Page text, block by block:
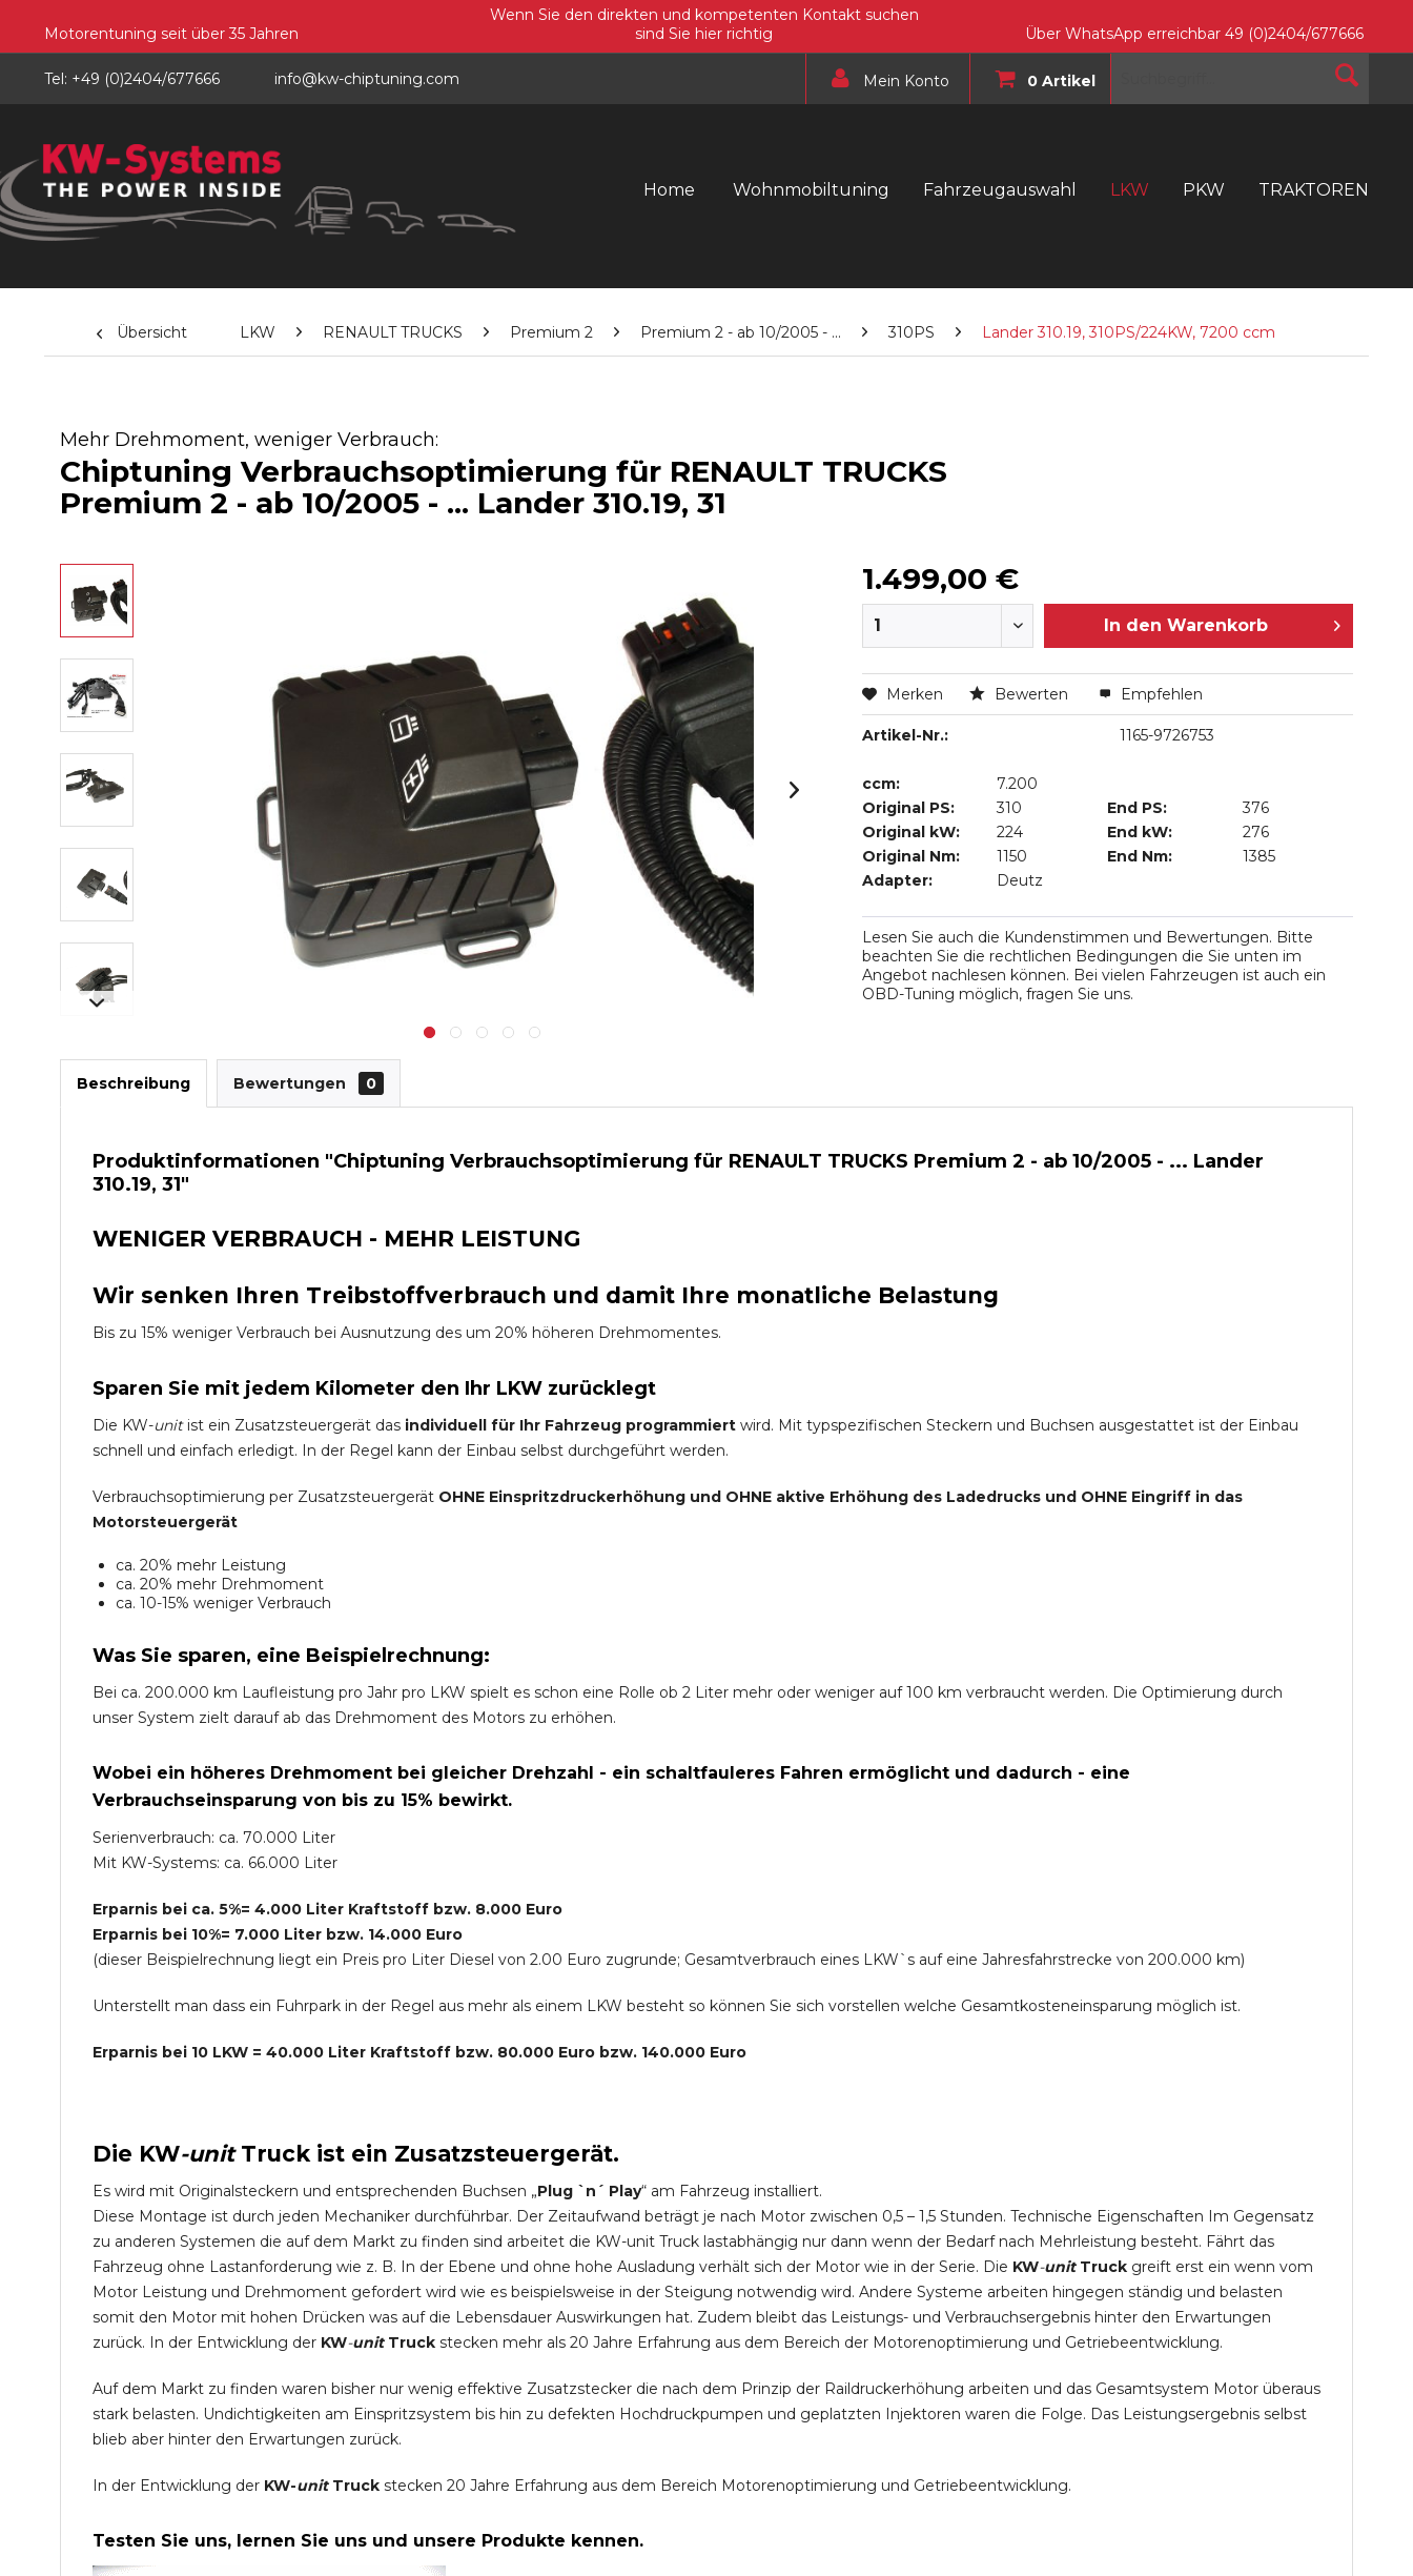
Motorentuning seit über 35 Jahren
Wenn Sie den direkten und kompetenten Kontakt suchen
sind Sie hier richtig
Über WhatsApp erreichbar 49 (0)2404/677666
Tel: +49 (0)2404/677666 info@kw-chiptuning.com Mein Konto 0 Artikel
Home Wohnmobiltuning Fahrzeugauswahl LKW PKW TRAKTOREN
Übersicht LKW RENAULT TRUCKS Premium 2 Premium 2 - ab 10/2005 - ... 310PS Lander 310.19, 310PS/224KW, 7200 ccm
Mehr Drehmoment, weniger Verbrauch:
Chiptuning Verbrauchsoptimierung für RENAULT TRUCKS
Premium 2 - ab 10/2005 - ... Lander 310.19, 31
1.499,00 €
In den Warenkorb
Merken Bewerten Empfehlen
Artikel-Nr.: 1165-9726753
ccm:
7.200
Original PS:
310 End PS:
376
Original kW:
224 End kW:
276
Original Nm:
1150 End Nm:
1385
Adapter:
Deutz
Lesen Sie auch die Kundenstimmen und Bewertungen. Bitte
beachten Sie die rechtlichen Bedingungen die Sie unten im
Angebot nachlesen können. Bei vielen Fahrzeugen ist auch ein
OBD-Tuning möglich, fragen Sie uns.
Beschreibung Bewertungen 0
Produktinformationen "Chiptuning Verbrauchsoptimierung für RENAULT TRUCKS Premium 2 - ab 10/2005 - ... Lander
310.19, 31"
WENIGER VERBRAUCH - MEHR LEISTUNG
Wir senken Ihren Treibstoffverbrauch und damit Ihre monatliche Belastung
Bis zu 15% weniger Verbrauch bei Ausnutzung des um 20% höheren Drehmomentes.
Sparen Sie mit jedem Kilometer den Ihr LKW zurücklegt
Die KW-unitist ein Zusatzsteuergerät das individuell für Ihr Fahrzeug programmiert wird. Mit typspezifischen Steckern und Buchsen ausgestattet ist der Einbau
schnell und einfach erledigt. In der Regel kann der Einbau selbst durchgeführt werden.
Verbrauchsoptimierung per Zusatzsteuergerät OHNE Einspritzdruckerhöhung und OHNE aktive Erhöhung des Ladedrucks und OHNE Eingriff in das
Motorsteuergerät
ca. 20% mehr Leistung
ca. 20% mehr Drehmoment
ca. 10-15% weniger Verbrauch
Was Sie sparen, eine Beispielrechnung:
Bei ca. 200.000 km Laufleistung pro Jahr pro LKW spielt es schon eine Rolle ob 2 Liter mehr oder weniger auf 100 km verbraucht werden. Die Optimierung durch
unser System zielt darauf ab das Drehmoment des Motors zu erhöhen.
Wobei ein höheres Drehmoment bei gleicher Drehzahl - ein schaltfauleres Fahren ermöglicht und dadurch - eine
Verbrauchseinsparung von bis zu 15% bewirkt.
Serienverbrauch: ca. 70.000 Liter
Mit KW-Systems: ca. 66.000 Liter
Erparnis bei ca. 5%= 4.000 Liter Kraftstoff bzw. 8.000 Euro
Erparnis bei 10%= 7.000 Liter bzw. 14.000 Euro
(dieser Beispielrechnung liegt ein Preis pro Liter Diesel von 2.00 Euro zugrunde; Gesamtverbrauch eines LKW`s auf eine Jahresfahrstrecke von 200.000 km)
Unterstellt man dass ein Fuhrpark in der Regel aus mehr als einem LKW besteht so können Sie sich vorstellen welche Gesamtkosteneinsparung möglich ist.
Erparnis bei 10 LKW = 40.000 Liter Kraftstoff bzw. 80.000 Euro bzw. 140.000 Euro
Die KW-unit Truckist ein Zusatzsteuergerät.
Es wird mit Originalsteckern und entsprechenden Buchsen „Plug `n´ Play“ am Fahrzeug installiert.
Diese Montage ist durch jeden Mechaniker durchführbar. Der Zeitaufwand beträgt je nach Motor zwischen 0,5 – 1,5 Stunden. Technische Eigenschaften Im Gegensatz
zu anderen Systemen die auf dem Markt zu finden sind arbeitet die KW-unit Truck lastabhängig nur dann wenn der Bedarf nach Mehrleistung besteht. Fährt das
Fahrzeug ohne Lastanforderung wie z. B. In der Ebene und ohne hohe Ausladung verhält sich der Motor wie in der Serie. Die KW-unit Truck greift erst ein wenn vom
Motor Leistung und Drehmoment gefordert wird wie es beispielsweise in der Steigung notwendig wird. Andere Systeme arbeiten hingegen ständig und belasten
somit den Motor mit hohen Drücken was auf die Lebensdauer Auswirkungen hat. Zudem bleibt das Leistungs- und Verbrauchsergebnis hinter den Erwartungen
zurück. In der Entwicklung der KW-unit Truck stecken mehr als 20 Jahre Erfahrung aus dem Bereich der Motorenoptimierung und Getriebeentwicklung.
Auf dem Markt zu finden waren bisher nur wenig effektive Zusatzstecker die nach dem Prinzip der Raildruckerhöhung arbeiten und das Gesamtsystem Motor überaus
stark belasten. Undichtigkeiten am Einspritzsystem bis hin zu defekten Hochdruckpumpen und geplatzten Injektoren waren die Folge. Das Leistungsergebnis selbst
blieb aber hinter den Erwartungen zurück.
In der Entwicklung der KW-unitTruck stecken 20 Jahre Erfahrung aus dem Bereich Motorenoptimierung und Getriebeentwicklung.
Testen Sie uns, lernen Sie uns und unsere Produkte kennen.